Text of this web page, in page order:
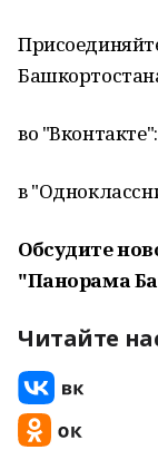
во
в
Обсудите
"Панорама
Читайте